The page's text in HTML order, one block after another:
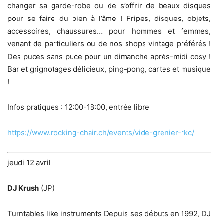
changer sa garde-robe ou de s’offrir de beaux disques
pour se faire du bien à l’âme ! Fripes, disques, objets,
accessoires, chaussures… pour hommes et femmes,
venant de particuliers ou de nos shops vintage préférés !
Des puces sans puce pour un dimanche après-midi cosy !
Bar et grignotages délicieux, ping-pong, cartes et musique
!
Infos pratiques : 12:00-18:00, entrée libre
https://www.rocking-chair.ch/events/vide-grenier-rkc/
jeudi 12 avril
DJ Krush (JP)
Turntables like instruments Depuis ses débuts en 1992, DJ